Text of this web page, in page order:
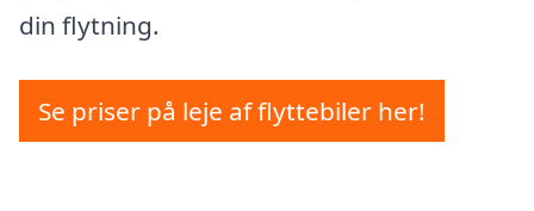
din flytning.
Se priser på leje af flyttebiler her!